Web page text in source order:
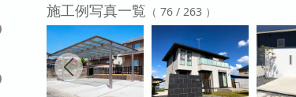
施工例写真一覧 （ 76 / 263 ）